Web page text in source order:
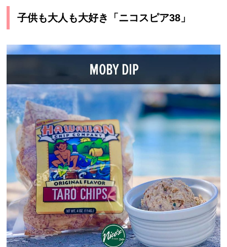
子供も大人も大好き「ニコスピア38」